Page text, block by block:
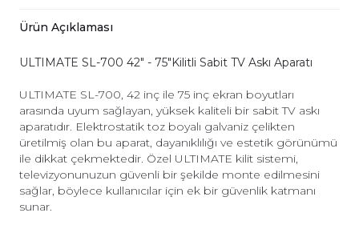
Ürün Açıklaması
ULTIMATE SL-700 42" - 75"Kilitli Sabit TV Askı Aparatı
ULTIMATE SL-700, 42 inç ile 75 inç ekran boyutları
arasında uyum sağlayan, yüksek kaliteli bir sabit TV askı
aparatıdır. Elektrostatik toz boyalı galvaniz çelikten
üretilmiş olan bu aparat, dayanıklılığı ve estetik görünümü
ile dikkat çekmektedir. Özel ULTIMATE kilit sistemi,
televizyonunuzun güvenli bir şekilde monte edilmesini
sağlar, böylece kullanıcılar için ek bir güvenlik katmanı
sunar.